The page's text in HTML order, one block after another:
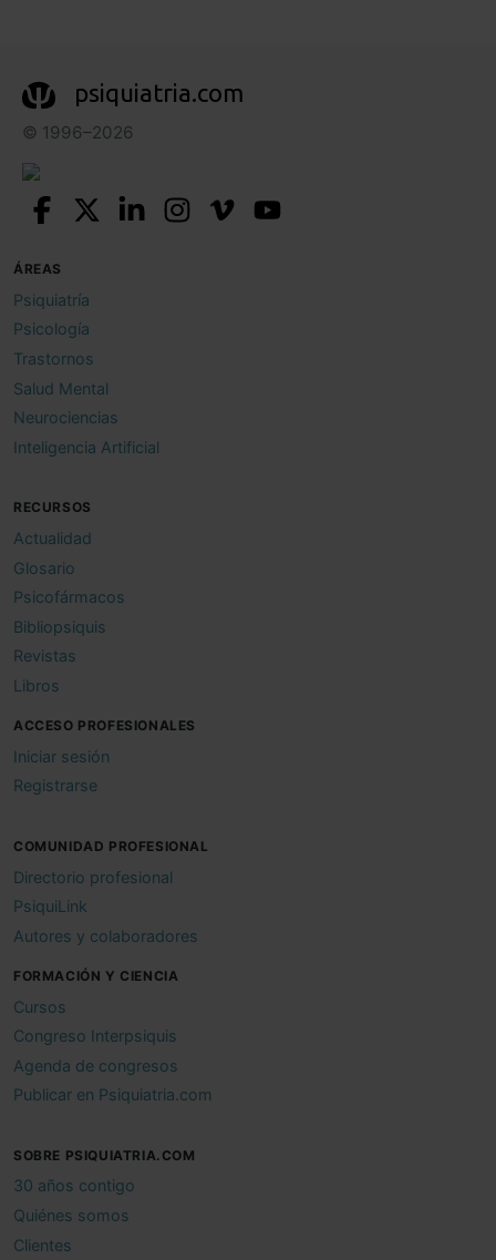
psiquiatria.com
© 1996–2026
ÁREAS
Psiquiatría
Psicología
Trastornos
Salud Mental
Neurociencias
Inteligencia Artificial
RECURSOS
Actualidad
Glosario
Psicofármacos
Bibliopsiquis
Revistas
Libros
ACCESO PROFESIONALES
Iniciar sesión
Registrarse
COMUNIDAD PROFESIONAL
Directorio profesional
PsiquiLink
Autores y colaboradores
FORMACIÓN Y CIENCIA
Cursos
Congreso Interpsiquis
Agenda de congresos
Publicar en Psiquiatria.com
SOBRE PSIQUIATRIA.COM
30 años contigo
Quiénes somos
Clientes